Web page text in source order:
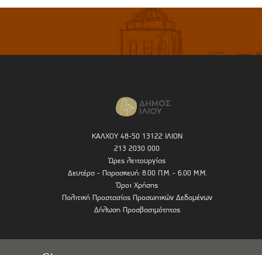
ΚΑΛΧΟΥ 48-50 13122 ΙΛΙΟΝ
213 2030 000
Ώρες λειτουργίας
Δευτέρα - Παρασκευή: 8.00 Π.Μ. - 6.00 Μ.Μ.
Όροι Χρήσης
Πολιτική Προστασίας Προσωπικών Δεδομένων
Δήλωση Προσβασιμότητας